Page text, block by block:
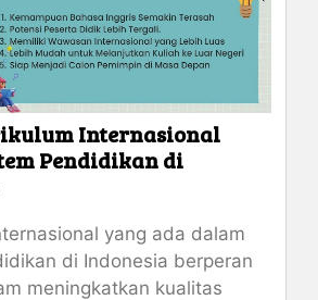
Internasional
Pendidikan di
yang ada dalam
di Indonesia berperan
meningkatkan kualitas